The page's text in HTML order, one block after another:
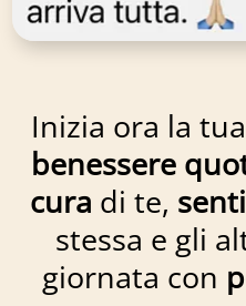
Inizia ora la tua
benessere
cura di te,
stessa e gli
giornata con